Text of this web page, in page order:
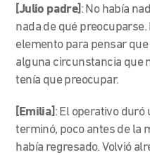
[Julio padre] : No había
nada de qué
elemento para pensar
alguna circunstancia que
tenía que preocupar.
[Emilia] : El operativo duró
terminó, poco antes de la
había regresado. Volvió